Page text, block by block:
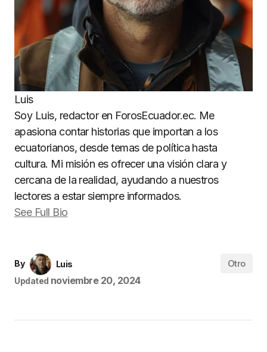
Luis
Soy Luis, redactor en ForosEcuador.ec. Me
apasiona contar historias que importan a los
ecuatorianos, desde temas de política hasta
cultura. Mi misión es ofrecer una visión clara y
cercana de la realidad, ayudando a nuestros
lectores a estar siempre informados.
See Full Bio
By
Luis
Updated noviembre 20, 2024
Otro